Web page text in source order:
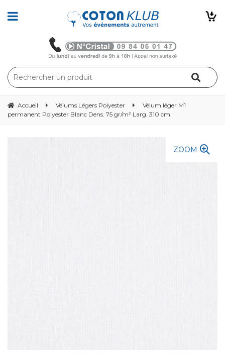
Accueil Vélums Légers Polyester
Vélum léger M1
permanent Polyester Blanc Dens. 75 gr/m² Larg. 310 cm
ZOOM